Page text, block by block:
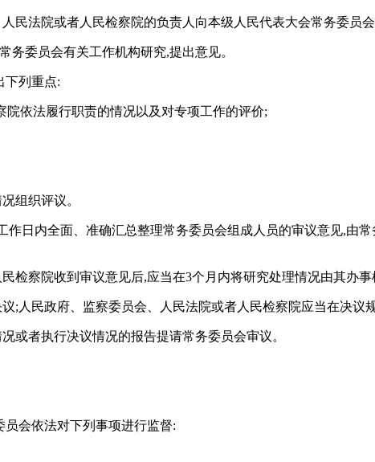
民法院或者人民检察院的负责人向本级人民代表大会常务委员
务委员会有关工作机构研究,提出意见。
下列重点:
依法履行职责的情况以及对专项工作的评价;
组织评议。
日内全面、准确汇总整理常务委员会组成人员的审议意见,由
检察院收到审议意见后,应当在3个月内将研究处理情况由其办
;人民政府、监察委员会、人民法院或者人民检察院应当在决议
或者执行决议情况的报告提请常务委员会审议。
会依法对下列事项进行监督: